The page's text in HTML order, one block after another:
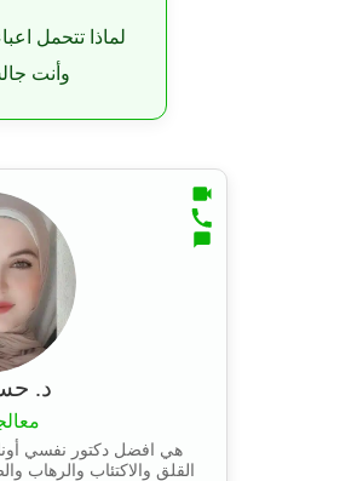
لماذا تتحمل
وأنت
د.
هي افضل دكتور نفسي
القلق والاكتئاب والرهاب